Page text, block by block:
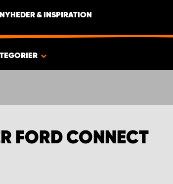
NYHEDER & INSPIRATION
FORD CONNECT